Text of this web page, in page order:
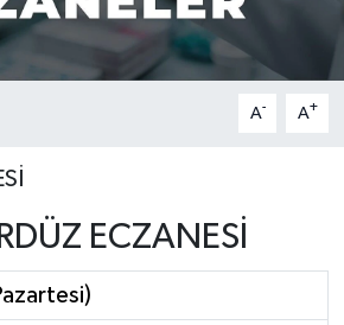
A- A+
ECZANESİ